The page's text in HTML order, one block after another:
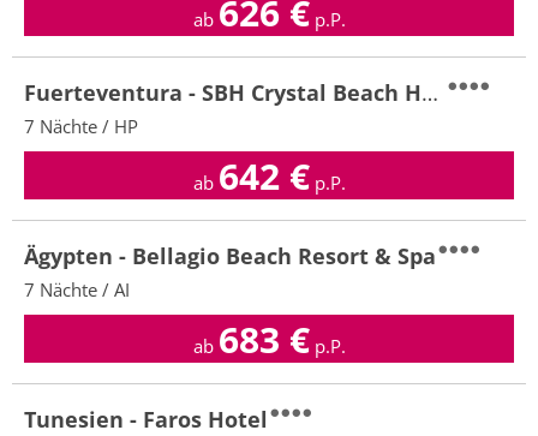
ab 626€ p.P.
Fuerteventura - SBH Crystal Beach Hotel & Suites
7 Nächte / HP
ab 642€ p.P.
Ägypten - Bellagio Beach Resort & Spa
7 Nächte / AI
ab 683 € p.P.
Tunesien - Faros Hotel